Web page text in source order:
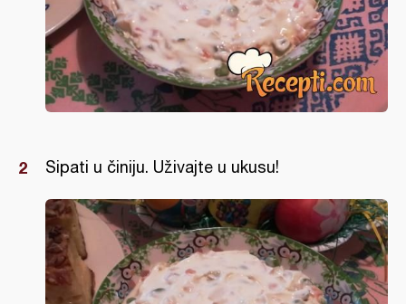
Sipati u činiju. Uživajte u ukusu!